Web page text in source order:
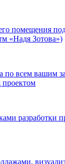
помещения
«Надя Зотова»)
по всем вашим
проектом
разработки